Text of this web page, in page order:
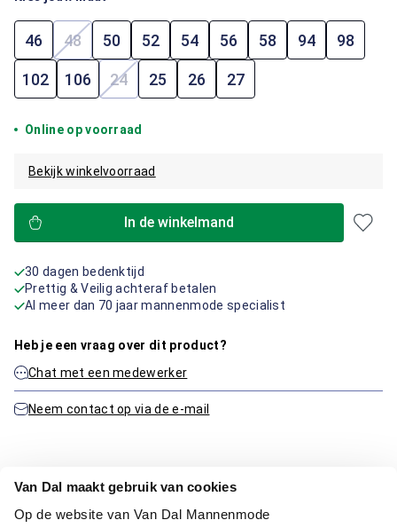
Van Dal maakt gebruik van cookies
Op de website van Van Dal Mannenmode
46 48(Deze optie is momenteel niet beschikbaar.)
50 52 54 56 58 94 98
102 106 24(Deze optie is momenteel niet
25 26 27
Online op voorraad
Bekijk winkelvoorraad
In de winkelmand
30 dagen bedenktijd
Prettig & Veilig achteraf betalen
Al meer dan 70 jaar mannenmode specialist
Heb je een vraag over dit product?
Chat met een medewerker
Neem contact op via de e-mail
Productinformatie